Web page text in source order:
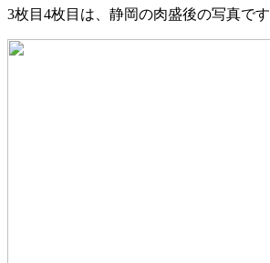
3枚目4枚目は、静岡の肉盛後の写真です